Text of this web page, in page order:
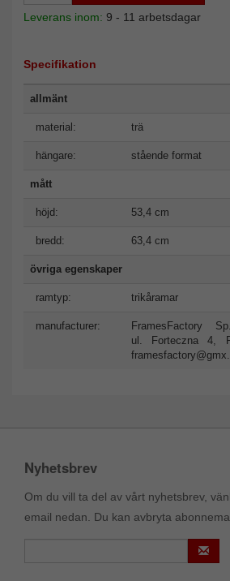
Leverans inom: 9 - 11 arbetsdagar
Specifikation
allmänt
material: trä
hängare: stående format
mått
höjd: 53,4 cm
bredd: 63,4 cm
övriga egenskaper
ramtyp: trikåramar
manufacturer:
FramesFactory
ul. Forteczna 4,
Nyhetsbrev
Om du vill ta del av vårt nyhetsbrev,
email nedan. Du kan avbryta